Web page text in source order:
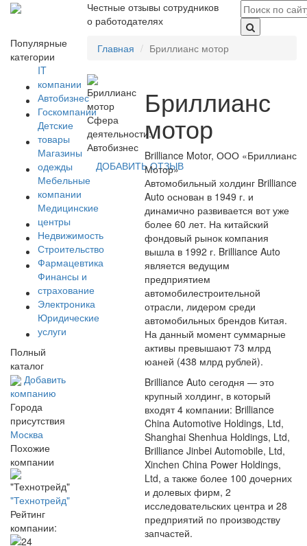
Честные отзывы сотрудников
о работодателях
Популярные
категории
IT
компании
Автобизнес
Госкомпании
Детские
товары
Магазины
одежды
Мебельные
компании
Медицинские
центры
Недвижимость
Строительство
Фармацевтика
Финансы и
страхование
Электроника
Юридические
услуги
Полный
каталог
Добавить
компанию
Города
присутствия
Москва
Похожие
компании
"Технотрейд"
Рейтинг
компании:
Главная Бриллианс мотор
Сфера
деятельности:
Автобизнес
ДОБАВИТЬ ОТЗЫВ
Бриллианс
мотор
Brilliance Motor, ООО «Бриллианс
Мотор»
Автомобильный холдинг Brilliance
Auto основан в 1949 г. и
динамично развивается вот уже
более 60 лет. На китайский
фондовый рынок компания
вышла в 1992 г. Brilliance Auto
является ведущим
предприятием
автомобилестроительной
отрасли, лидером среди
автомобильных брендов Китая.
На данный момент суммарные
активы превышают 73 млрд
юаней (438 млрд рублей).
Brilliance Auto сегодня — это
крупный холдинг, в который
входят 4 компании: Brilliance
China Automotive Holdings, Ltd,
Shanghai Shenhua Holdings, Ltd,
Brilliance Jinbei Automobile, Ltd,
Xinchen China Power Holdings,
Ltd, а также более 100 дочерних
и долевых фирм, 2
исследовательских центра и 28
предприятий по производству
запчастей.